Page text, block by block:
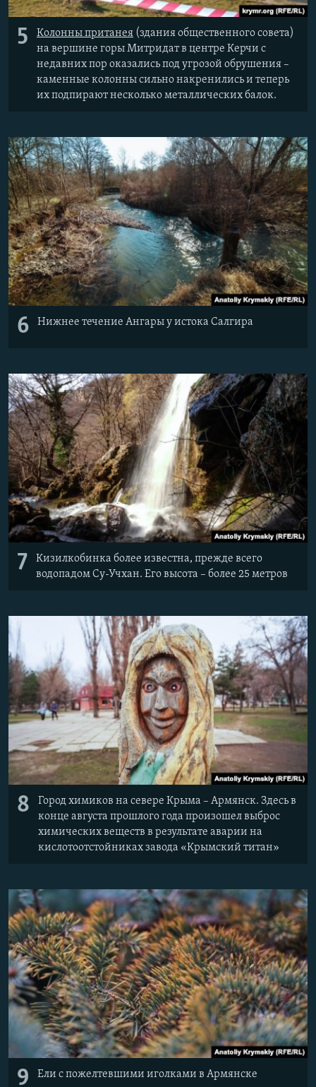
5 Колонны пританея (здания общественного совета)
на вершине горы Митридат в центре Керчи с
недавних пор оказались под угрозой обрушения –
каменные колонны сильно накренились и теперь
их подпирают несколько металлических балок.
6 Нижнее течение Ангары у истока Салгира
7
Кизилкобинка более известна, прежде всего
водопадом Су-Учхан. Его высота – более 25 метров
8
Город химиков на севере Крыма – Армянск. Здесь в
конце августа прошлого года произошел выброс
химических веществ в результате аварии на
кислотоотстойниках завода «Крымский титан»
9 Ели с пожелтевшими иголками в Армянске